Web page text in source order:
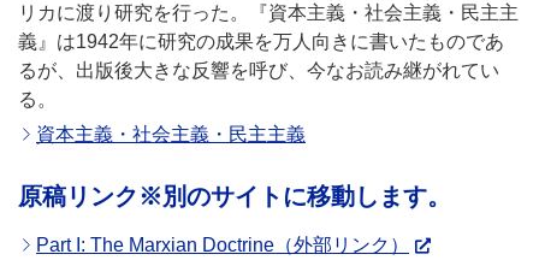
リカに渡り研究を行った。『資本主義・社会主義・民主主
義』は1942年に研究の成果を万人向きに書いたものであ
るが、出版後大きな反響を呼び、今なお読み継がれてい
る。
資本主義・社会主義・民主主義
原稿リンク※別のサイトに移動します。
Part I: The Marxian Doctrine（外部リンク）